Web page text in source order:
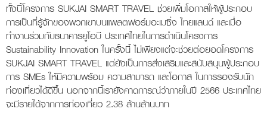
ทั้งนี้โครงการ SUKJAI SMART TRAVEL ช่วยเพิ่มโอกาสให้ผู้ประกอบ
การเป็นที่รู้จักของพวกเขาบนแพลตฟอร์มอะเมซิ่ง ไทยแลนด์ และเมื่อ
ทำงานร่วมกับธนาคารยูโอบี ประเทศไทยในการดำเนินโครงการ
Sustainability Innovation ในครั้งนี้ ไม่เพียงแต่จะช่วยต่อยอดโครงการ
SUKJAI SMART TRAVEL แต่ยังเป็นการส่งเสริมและสนับสนุนผู้ประกอบ
การ SMEs ให้มีความพร้อม ความสามารถ และโอกาส ในการรองรับนัก
ท่องเที่ยวได้ดีขึ้น นอกจากนี้เรายังคาดการณ์ว่าภายในปี 2566 ประเทศไทย
จะมีรายได้จากการท่องเที่ยว 2.38 ล้านล้านบาท